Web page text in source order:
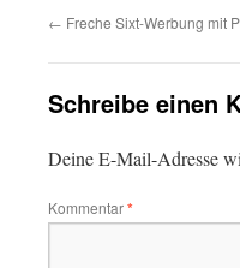
← Freche Sixt-Werbung mit
Schreibe einen
Deine E-Mail-Adresse
Kommentar*